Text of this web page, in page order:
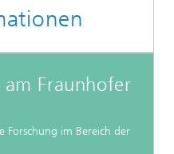
Fraunhofer
Forschung im Bereich der